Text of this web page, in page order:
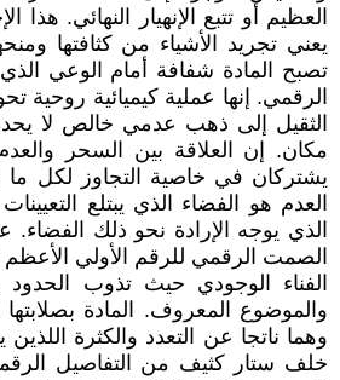
العظيم أو تتبع الإنهيار النهائي. هذا
يعني تجريد الأشياء من كثافتها
تصبح المادة شفافة أمام الوعي
الرقمي. إنها عملية كيميائية روحية
الثقيل إلى ذهب عدمي خالص لا
مكان. إن العلاقة بين السحر
يشتركان في خاصية التجاوز لكل
العدم هو الفضاء الذي يبتلع
الذي يوجه الإرادة نحو ذلك
الصمت الرقمي للرقم الأولي الأعظم
الفناء الوجودي حيث تذوب الحدود
والموضوع المعروف. المادة
وهما ناتجا عن التعدد والكثرة
خلف ستار كثيف من التفاصيل